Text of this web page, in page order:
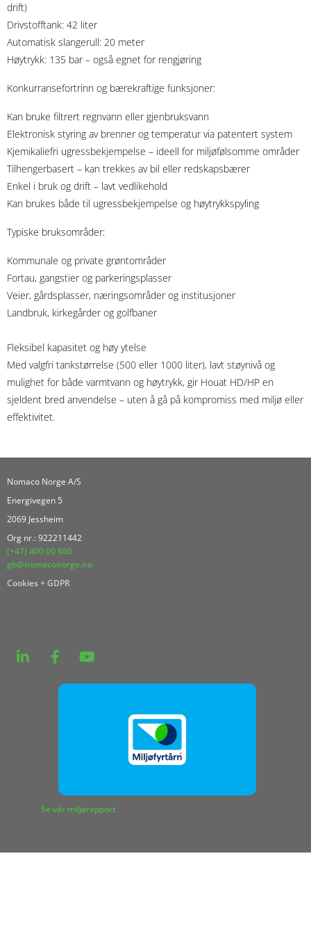
drift)
Drivstofftank: 42 liter
Automatisk slangerull: 20 meter
Høytrykk: 135 bar – også egnet for rengjøring
Konkurransefortrinn og bærekraftige funksjoner:
Kan bruke filtrert regnvann eller gjenbruksvann
Elektronisk styring av brenner og temperatur via patentert system
Kjemikaliefri ugressbekjempelse – ideell for miljøfølsomme områder
Tilhengerbasert – kan trekkes av bil eller redskapsbærer
Enkel i bruk og drift – lavt vedlikehold
Kan brukes både til ugressbekjempelse og høytrykkspyling
Typiske bruksområder:
Kommunale og private grøntområder
Fortau, gangstier og parkeringsplasser
Veier, gårdsplasser, næringsområder og institusjoner
Landbruk, kirkegårder og golfbaner
Fleksibel kapasitet og høy ytelse
Med valgfri tankstørrelse (500 eller 1000 liter), lavt støynivå og
mulighet for både varmtvann og høytrykk, gir Houat HD/HP en
sjeldent bred anvendelse – uten å gå på kompromiss med miljø eller
effektivitet.
Nomaco Norge A/S
Energivegen 5
2069 Jessheim
Org nr.: 922211442
(+47) 400 00 860
gb@nomaconorge.no
Cookies + GDPR
Se vår miljørapport